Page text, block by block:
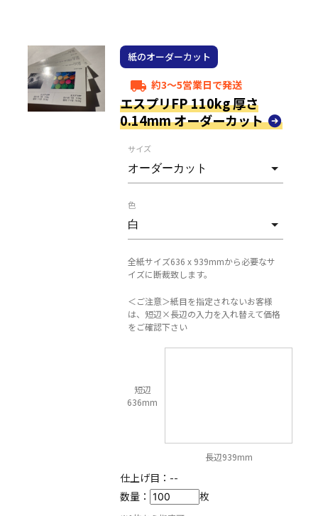
紙のオーダーカット
local_shipping 約3～5営業日で発送
エスプリFP 110kg 厚さ
0.14mm オーダーカット
サイズ
色
全紙サイズ636 x 939mmから必要なサ
イズに断裁致します。
＜ご注意＞紙目を指定されないお客様
は、短辺×長辺の入力を入れ替えて価格
をご確認下さい
短辺
636mm
長辺939mm
仕上げ目： --
数量：
枚